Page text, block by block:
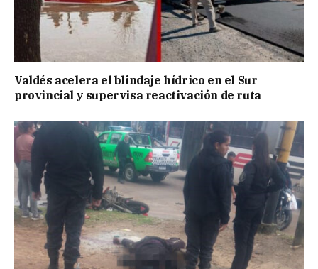
Valdés acelera el blindaje hídrico en el Sur
provincial y supervisa reactivación de ruta